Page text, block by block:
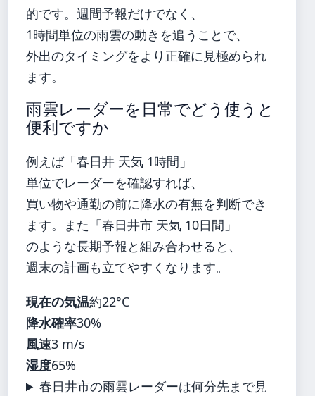
的です。週間予報だけでなく、
1時間単位の雨雲の動きを追うことで、
外出のタイミングをより正確に見極められ
ます。
雨雲レーダーを日常でどう使うと
便利ですか
例えば「春日井 天気 1時間」
単位でレーダーを確認すれば、
買い物や通勤の前に降水の有無を判断でき
ます。また「春日井市 天気 10日間」
のような長期予報と組み合わせると、
週末の計画も立てやすくなります。
現在の気温約22°C
降水確率30%
風速3 m/s
湿度65%
春日井市の雨雲レーダーは何分先まで見